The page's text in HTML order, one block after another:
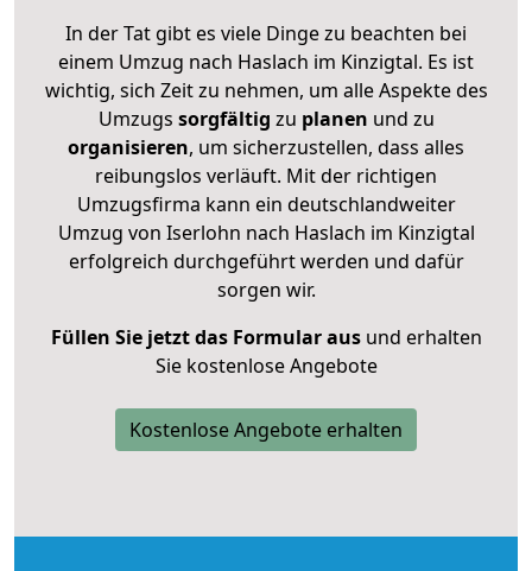
In der Tat gibt es viele Dinge zu beachten bei
einem Umzug nach Haslach im Kinzigtal. Es ist
wichtig, sich Zeit zu nehmen, um alle Aspekte des
Umzugs sorgfältig zu planen und zu
organisieren, um sicherzustellen, dass alles
reibungslos verläuft. Mit der richtigen
Umzugsfirma kann ein deutschlandweiter
Umzug von Iserlohn nach Haslach im Kinzigtal
erfolgreich durchgeführt werden und dafür
sorgen wir.
Füllen Sie jetzt das Formular ausund erhalten
Sie kostenlose Angebote
Kostenlose Angebote erhalten